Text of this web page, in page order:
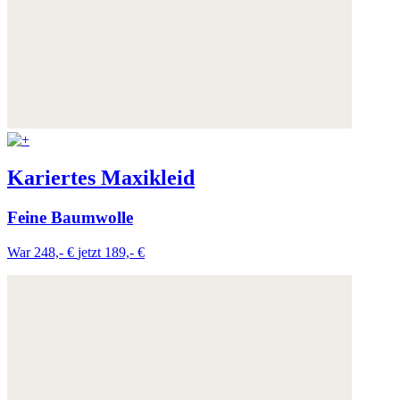
Kariertes Maxikleid
Feine Baumwolle
War 248,- € jetzt 189,- €